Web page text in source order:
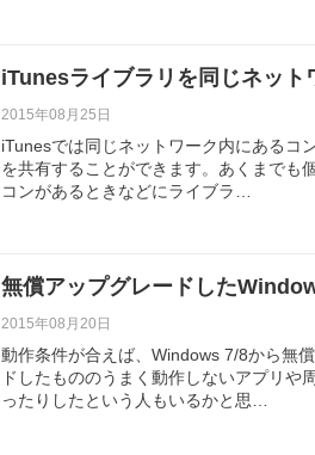
iTunesライブラリを同じネッ
2015年08月25日
iTunesでは同じネットワーク内にあるコ
を共有することができます。あくまでも
コンがあるときなどにライブラ…
無償アップグレードした
2015年08月20日
動作条件が合えば、Windows 7/8から無
ドしたもののうまく動作しないアプリ
ったりしたという人もいるかと思…